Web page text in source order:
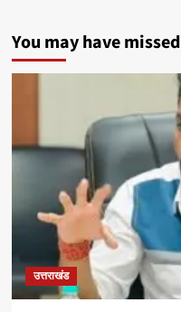
You may have missed
उत्तराखंड